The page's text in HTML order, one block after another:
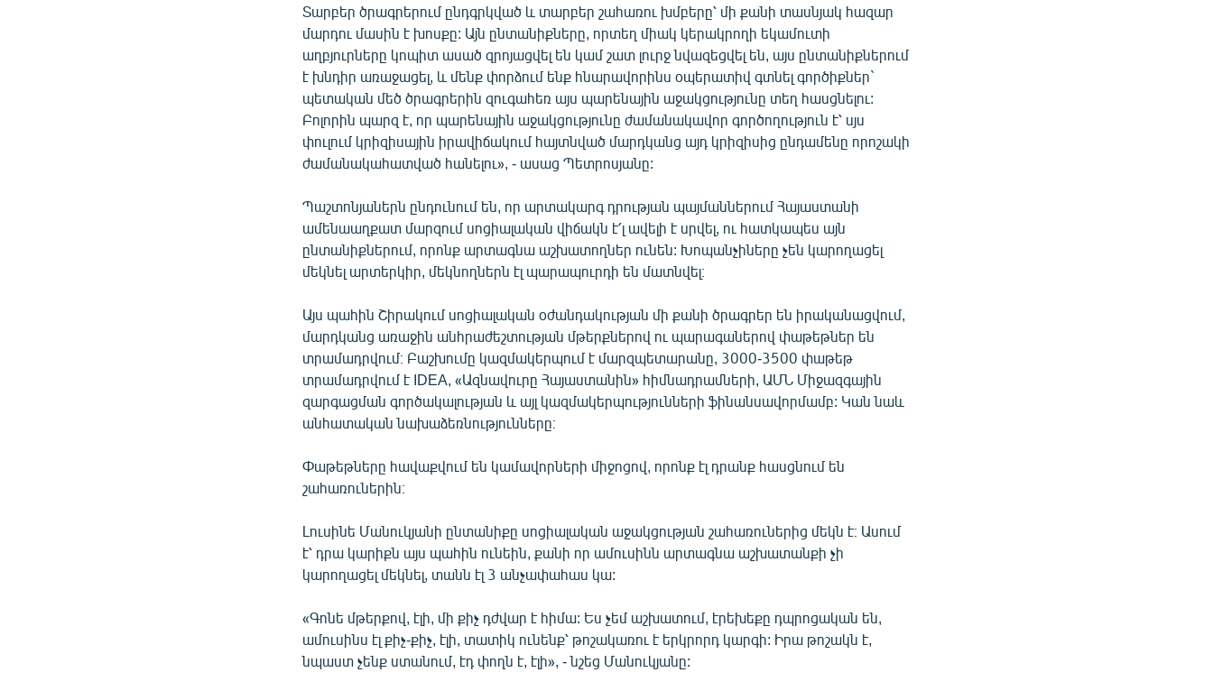
Տարբեր ծրագրերում ընդգրկված և տարբեր շահառու խմբերը՝ մի քանի տասնյակ հազար
մարդու մասին է խոսքը: Այն ընտանիքները, որտեղ միակ կերակրողի եկամուտի
աղբյուրները կոպիտ ասած զրոյացվել են կամ շատ լուրջ նվազեցվել են, այս ընտանիքներում
է խնդիր առաջացել, և մենք փորձում ենք հնարավորինս օպերատիվ գտնել գործիքներ`
պետական մեծ ծրագրերին զուգահեռ այս պարենային աջակցությունը տեղ հասցնելու:
Բոլորին պարզ է, որ պարենային աջակցությունը ժամանակավոր գործողություն է՝ սյս
փուլում կրիզիսային իրավիճակում հայտնված մարդկանց այդ կրիզիսից ընդամենը որոշակի
ժամանակահատված հանելու», - ասաց Պետրոսյանը:
Պաշտոնյաներն ընդունում են, որ արտակարգ դրության պայմաններում Հայաստանի
ամենաաղքատ մարզում սոցիալական վիճակն է՛լ ավելի է սրվել, ու հատկապես այն
ընտանիքներում, որոնք արտագնա աշխատողներ ունեն: Խոպանչիները չեն կարողացել
մեկնել արտերկիր, մեկնողներն էլ պարապուրդի են մատնվել։
Այս պահին Շիրակում սոցիալական օժանդակության մի քանի ծրագրեր են իրականացվում,
մարդկանց առաջին անհրաժեշտության մթերքներով ու պարագաներով փաթեթներ են
տրամադրվում։ Բաշխումը կազմակերպում է մարզպետարանը, 3000-3500 փաթեթ
տրամադրվում է IDЕA, «Ազնավուրը Հայաստանին» հիմնադրամների, ԱՄՆ Միջազգային
զարգացման գործակալության և այլ կազմակերպությունների ֆինանսավորմամբ: Կան նաև
անհատական նախաձեռնությունները։
Փաթեթները հավաքվում են կամավորների միջոցով, որոնք էլ դրանք հասցնում են
շահառուներին։
Լուսինե Մանուկյանի ընտանիքը սոցիալական աջակցության շահառուներից մեկն է։ Ասում
է՝ դրա կարիքն այս պահին ունեին, քանի որ ամուսինն արտագնա աշխատանքի չի
կարողացել մեկնել, տանն էլ 3 անչափահաս կա:
«Գոնե մթերքով, էլի, մի քիչ դժվար է հիմա: Ես չեմ աշխատում, էրեխեքը դպրոցական են,
ամուսինս էլ քիչ-քիչ, էլի, տատիկ ունենք՝ թոշակառու է երկրորդ կարգի: Իրա թոշակն է,
նպաստ չենք ստանում, էդ փողն է, էլի», - նշեց Մանուկյանը: